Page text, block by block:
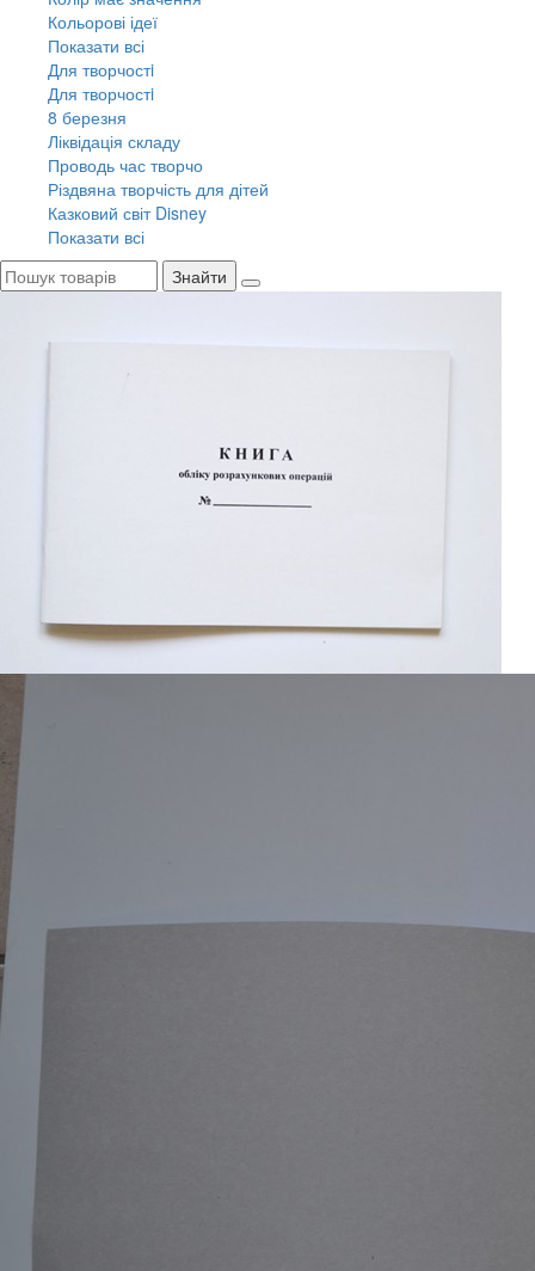
Кольорові ідеї
Показати всі
Для творчостi
Для творчостi
8 березня
Ліквідація складу
Проводь час творчо
Різдвяна творчість для дітей
Казковий світ Disney
Показати всі
Знайти